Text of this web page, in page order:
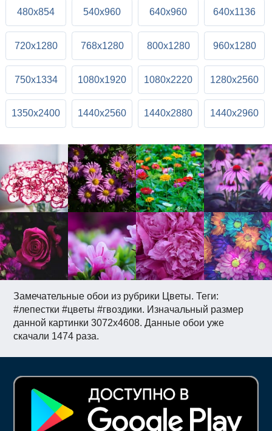
Замечательные обои из рубрики Цветы. Теги:
#лепестки #цветы #гвоздики. Изначальный размер
данной картинки 3072x4608. Данные обои уже
скачали 1474 раза.
480x854 540x960 640x960 640x1136
720x1280 768x1280 800x1280 960x1280
750x1334 1080x1920 1080x2220 1280x2560
1350x2400 1440x2560 1440x2880 1440x2960